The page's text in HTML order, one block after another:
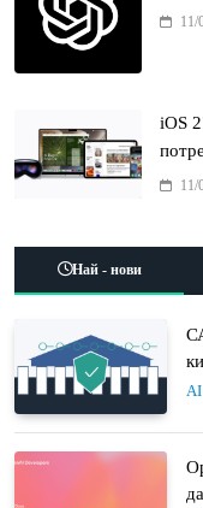
11/
iOS
11/
Най - нови
AI